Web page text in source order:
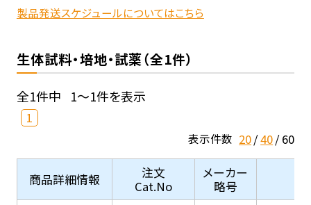
製品発送スケジュールについてはこちら
生体試料・培地・試薬（全1件）
全1件中 1～1件を表示
1
表示件数 20 40 60
商品詳細情報
注文
Cat.No
メーカー
略号